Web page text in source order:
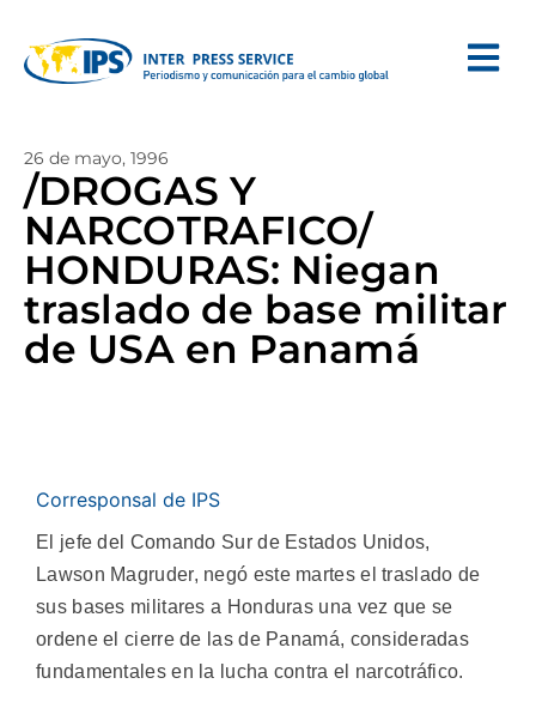
26 de mayo, 1996
/DROGAS Y
NARCOTRAFICO/
HONDURAS: Niegan
traslado de base militar
de USA en Panamá
Corresponsal de IPS
El jefe del Comando Sur de Estados Unidos,
Lawson Magruder, negó este martes el traslado de
sus bases militares a Honduras una vez que se
ordene el cierre de las de Panamá, consideradas
fundamentales en la lucha contra el narcotráfico.